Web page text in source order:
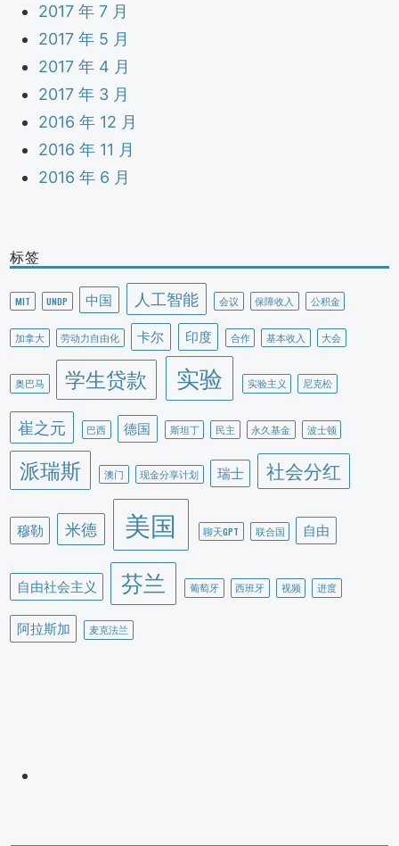
2017 年 7 月
2017 年 5 月
2017 年 4 月
2017 年 3 月
2016 年 12 月
2016 年 11 月
2016 年 6 月
标签
MIT UNDP 中国 人工智能 会议 保障收入 公积金
加拿大 劳动力自由化 卡尔 印度 合作 基本收入 大会
奥巴马 学生贷款 实验 实验主义 尼克松
崔之元 巴西 德国 斯坦丁 民主 永久基金 波士顿
派瑞斯 澳门 现金分享计划 瑞士 社会分红
穆勒 米德 美国 聊天GPT 联合国 自由
自由社会主义 芬兰 葡萄牙 西班牙 视频 进度
阿拉斯加 麦克法兰